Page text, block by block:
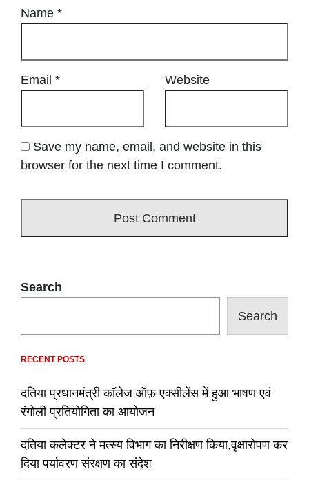
Name *
Email * Website
Save my name, email, and website in this
browser for the next time I comment.
Search
Search
RECENT POSTS
दतिया प्रधानमंत्री कॉलेज ऑफ़ एक्सीलेंस में हुआ भाषण एवं
रंगोली प्रतियोगिता का आयोजन
दतिया कलेक्टर ने मत्स्य विभाग का निरीक्षण किया,वृक्षारोपण कर
दिया पर्यावरण संरक्षण का संदेश